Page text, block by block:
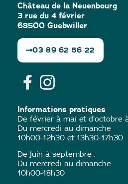
Château de la Neuenbourg
3 rue du 4 février
68500 Guebwiller
03 89 62 56 22
Informations pratiques
De février à mai et d’octobre
Du mercredi au dimanche
10h00-12h30 et 13h30-17h30
De juin à septembre :
Du mercredi au dimanche
10h00-18h30